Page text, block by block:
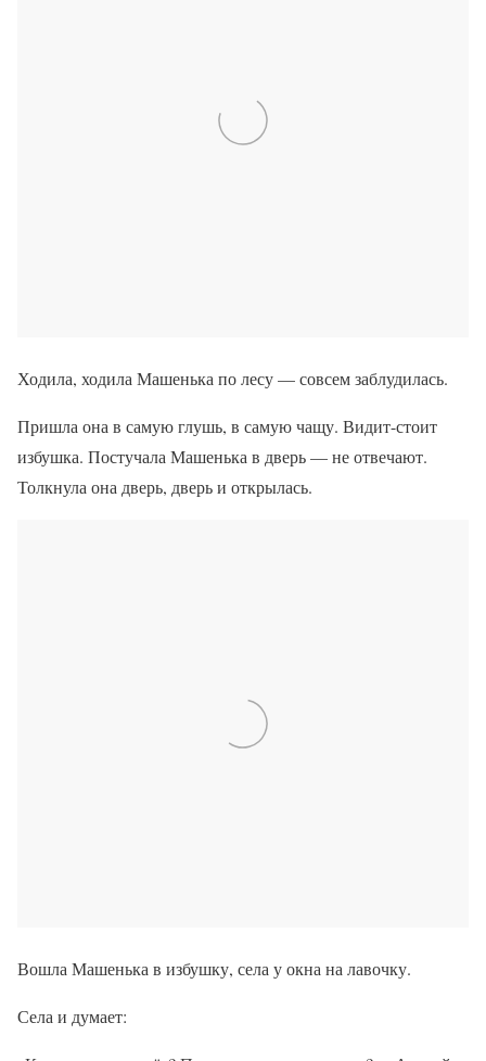
Ходила, ходила Машенька по лесу — совсем заблудилась.
Пришла она в самую глушь, в самую чащу. Видит-стоит
избушка. Постучала Машенька в дверь — не отвечают.
Толкнула она дверь, дверь и открылась.
Вошла Машенька в избушку, села у окна на лавочку.
Села и думает: